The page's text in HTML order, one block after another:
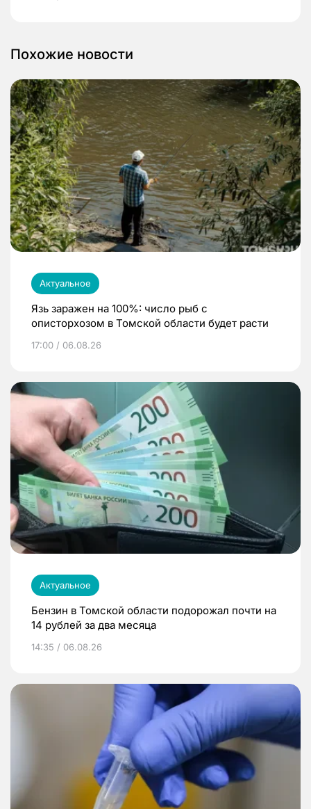
Похожие новости
Актуальное
Язь заражен на 100%: число рыб с
описторхозом в Томской области будет расти
17:00 / 06.08.26
Актуальное
Бензин в Томской области подорожал почти на
14 рублей за два месяца
14:35 / 06.08.26